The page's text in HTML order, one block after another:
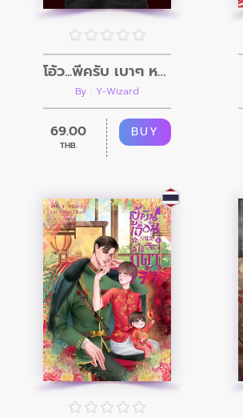
โอ้ว...พี่ครับ เบาๆ หน่อย
By : Y-Wizard
69.00
THB.
BUY